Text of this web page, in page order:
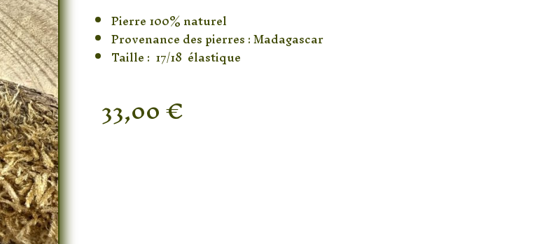
Pierre 100% naturel
Provenance des pierres : Madagascar
Taille : 17/18 élastique
33,00€